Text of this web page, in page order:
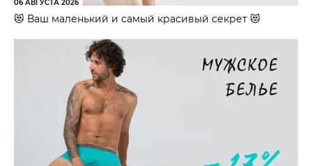
06 АВГУСТА 2026
😻 Ваш маленький и самый красивый секрет 😻